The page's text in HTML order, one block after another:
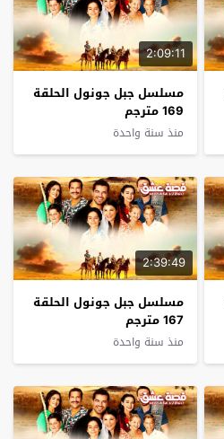
2:09:11
مسلسل جبل جونول الحلقة
169 مترجم
منذ سنة واحدة
2:39:49
مسلسل جبل جونول الحلقة
167 مترجم
منذ سنة واحدة